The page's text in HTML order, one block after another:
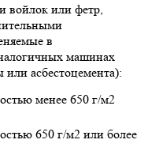
войлок или фетр,
в
машинах
асбестоцемента):
менее 650 г/м2
650 г/м2 или более